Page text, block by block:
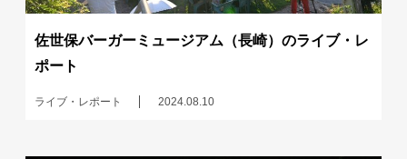
佐世保バーガーミュージアム（長崎）のライブ・レ
ポート
ライブ・レポート 2024.08.10